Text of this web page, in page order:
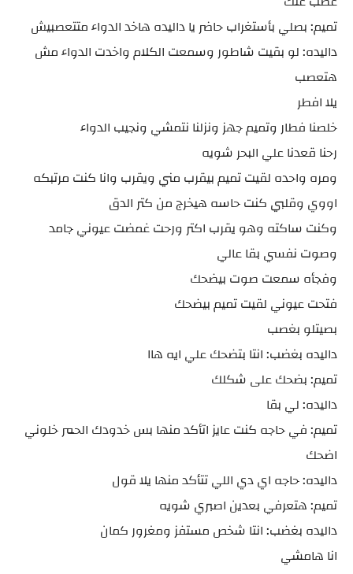
تميم: بصلي بأستغراب حاضر يا داليده هاخد الدواء متتعصبيش
داليده: لو بقيت شاطور وسمعت الكلام واخدت الدواء مش
هتعصب
يلا افطر
خلصنا فطار وتميم جهز ونزلنا نتمشي ونجيب الدواء
رحنا قعدنا علي البحر شويه
ومره واحده لقيت تميم بيقرب مني ويقرب وانا كنت مرتبكه
اووي وقلبي كنت حاسه هيخرج من كتر الدق
وكنت ساكته وهو يقرب اكتر ورحت غمضت عيوني جامد
وصوت نفسي بقا عالي
وفجأه سمعت صوت بيضحك
فتحت عيوني لقيت تميم بيضحك
بصيتلو بغصب
داليده بغضب: انتا بتضحك علي ايه هاا
تميم: بضحك على شكلك
داليده: لي بقا
تمیم: في حاجه كنت عايز اتأكد منها بس خدودك الحمر خلوني
اضحك
دالیده: حاجه اي دي اللي تتأكد منها يلا قول
تمیم: هتعرفي بعدين اصبري شويه
داليده بغضب: انتا شخص مستفز ومغرور كمان
انا هامشي